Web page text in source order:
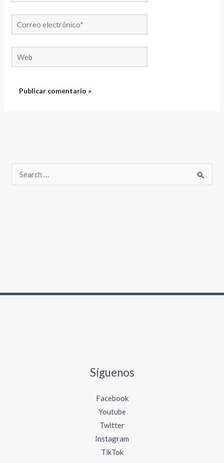
Correo
electrónico*
Web
Síguenos
Facebook
Youtube
Twitter
Instagram
TikTok